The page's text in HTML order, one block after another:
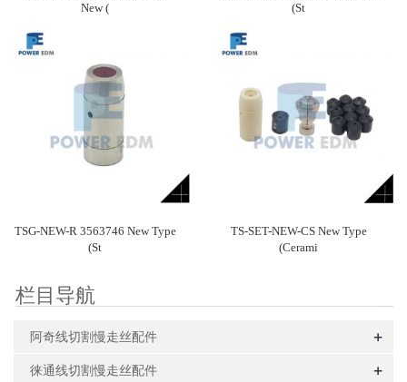
New (
(St
TSG-NEW-R 3563746 New Type
(St
TS-SET-NEW-CS New Type
(Cerami
栏目导航
阿奇线切割慢走丝配件 +
徕通线切割慢走丝配件 +